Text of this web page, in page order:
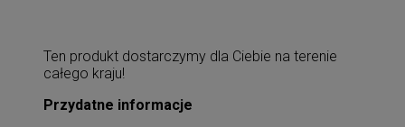
Ten produkt dostarczymy dla Ciebie na terenie
całego kraju!
Przydatne informacje